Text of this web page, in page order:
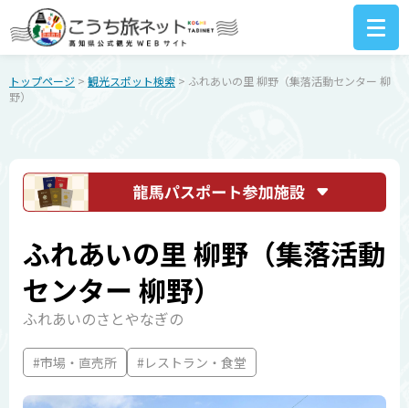
トップページ > 観光スポット検索 > ふれあいの里 柳野（集落活動センター 柳
野）
ふれあいの里 柳野（集落活動
センター 柳野）
ふれあいのさとやなぎの
#市場・直売所 #レストラン・食堂